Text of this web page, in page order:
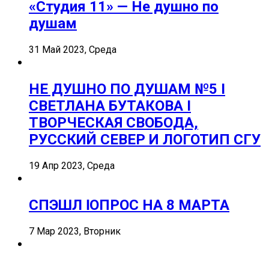
«Студия 11» — Не душно по
душам
31 Май 2023, Среда
НЕ ДУШНО ПО ДУШАМ №5 I
СВЕТЛАНА БУТАКОВА I
ТВОРЧЕСКАЯ СВОБОДА,
РУССКИЙ СЕВЕР И ЛОГОТИП СГУ
19 Апр 2023, Среда
СПЭШЛ ӏ ОПРОС НА 8 МАРТА
7 Мар 2023, Вторник